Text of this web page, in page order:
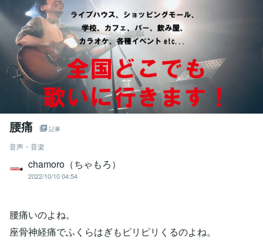
腰痛 記事
音声・音楽
chamoro（ちゃもろ）
2022/10/10 04:54
腰痛いのよね。
座骨神経痛でふくらはぎもピリピリくるのよね。